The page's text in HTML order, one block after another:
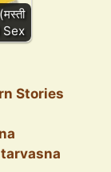
Sex
Stories